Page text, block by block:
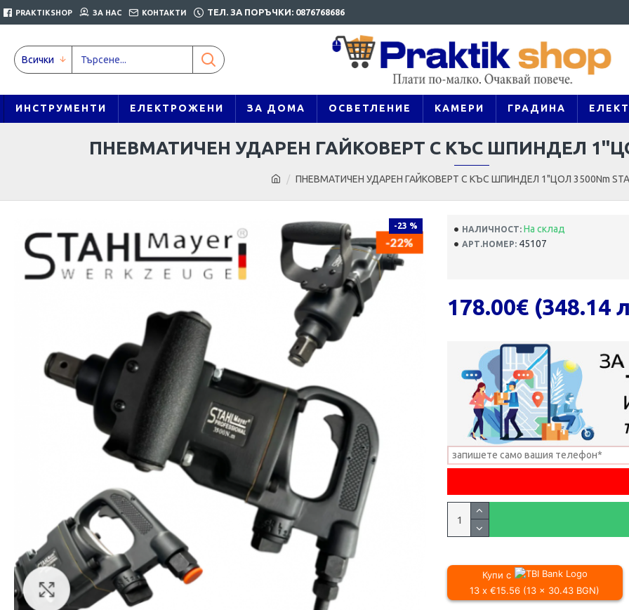
PRAKTIKSHOP ЗА НАС КОНТАКТИ ТЕЛ. ЗА ПОРЪЧКИ: 0876768686
Всички
ИНСТРУМЕНТИ ЕЛЕКТРОЖЕНИ ЗА ДОМА ОСВЕТЛЕНИЕ КАМЕРИ ГРАДИНА
ПНЕВМАТИЧЕН УДАРЕН ГАЙКОВЕРТ С КЪС ШПИНДЕЛ 1"ЦОЛ 3500Nm
ПНЕВМАТИЧЕН УДАРЕН ГАЙКОВЕРТ С КЪС ШПИНДЕЛ 1"ЦОЛ
-23 % НАЛИЧНОСТ: На склад
АРТ.НОМЕР: 45107
178.00€ (348.14
Купи с
13 x €15.56 (13 x 30.43 BGN)